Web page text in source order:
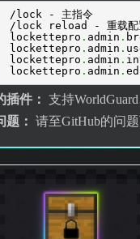
/lock - 主指令
/lock reload - 重载配
lockettepro . admin .
lockettepro . admin .
lockettepro . admin .
lockettepro . admin .
插件： 支持
题： 请至GitHub的问